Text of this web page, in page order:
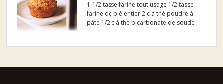
1-1/2 tasse farine tout usage 1/2 tasse
farine de blé entier 2 c à thé poudre à
pâte 1/2 c à thé bicarbonate de soude